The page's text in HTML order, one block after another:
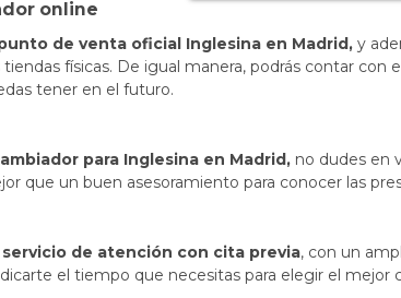
online
de venta oficial Inglesina en Madrid, y
físicas. De igual manera, podrás contar
tener en el futuro.
para Inglesina en Madrid, no dudes en
que un buen asesoramiento para conocer las
servicio de atención con cita previa, con un
el tiempo que necesitas para elegir el mejor